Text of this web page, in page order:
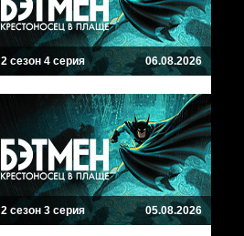
2 сезон 4 серия 06.08.2026
2 сезон 3 серия 05.08.2026